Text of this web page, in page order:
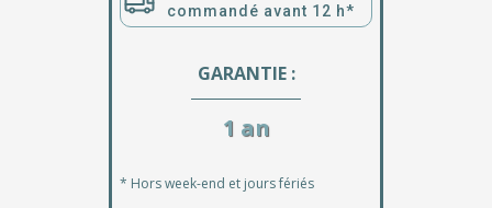
commandé avant 12 h*
GARANTIE :
1 an
* Hors week-end et jours fériés